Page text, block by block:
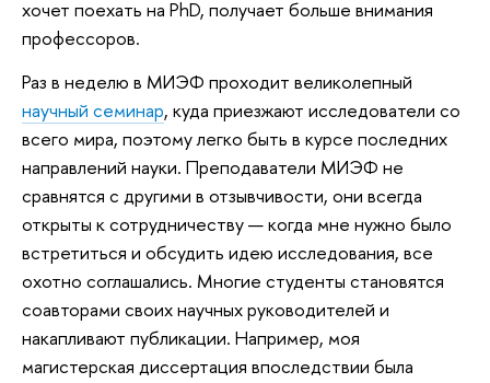
хочет поехать на PhD, получает больше внимания
профессоров.
Раз в неделю в МИЭФ проходит великолепный
научный семинар, куда приезжают исследователи со
всего мира, поэтому легко быть в курсе последних
направлений науки. Преподаватели МИЭФ не
сравнятся с другими в отзывчивости, они всегда
открыты к сотрудничеству — когда мне нужно было
встретиться и обсудить идею исследования, все
охотно соглашались. Многие студенты становятся
соавторами своих научных руководителей и
накапливают публикации. Например, моя
магистерская диссертация впоследствии была